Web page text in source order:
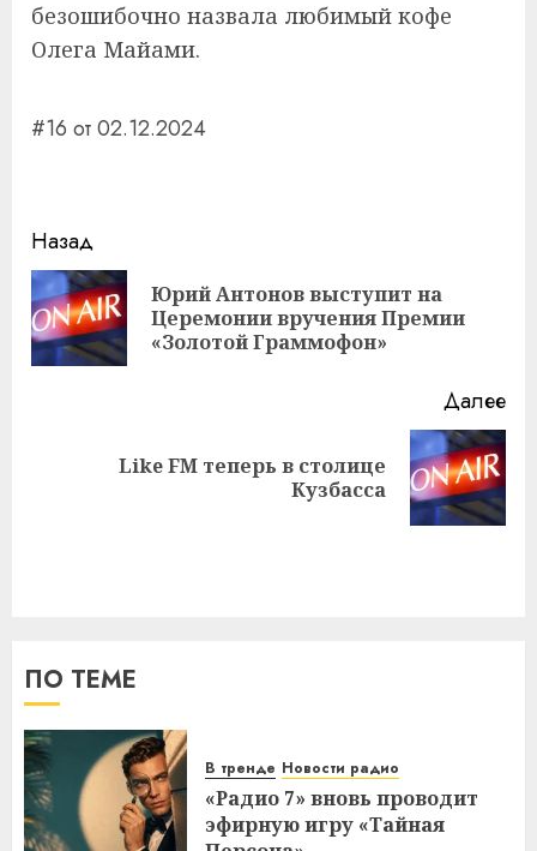
безошибочно назвала любимый кофе
Олега Майами.
#16 от 02.12.2024
Навигация
записи
Назад
Юрий Антонов выступит на
Церемонии вручения Премии
«Золотой Граммофон»
Далее
СледующаяLike FM теперь в столице
Кузбасса
ПО ТЕМЕ
В тренде Новости радио
«Радио 7» вновь проводит
эфирную игру «Тайная